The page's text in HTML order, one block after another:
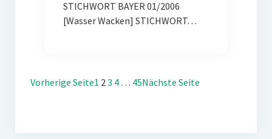
STICHWORT BAYER 01/2006
[Wasser Wacken] STICHWORT…
Vorherige Seite1 23 4 … 45Nächste Seite